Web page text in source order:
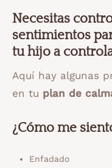
Necesitas
sentimientos
tu hijo a
Aquí hay algunas
en tu plan de
¿Cómo me
Enfadado